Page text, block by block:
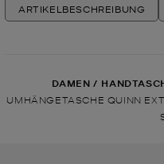
ARTIKELBESCHREIBUNG
DAMEN /
UMHÄNGETASCHE QUINN